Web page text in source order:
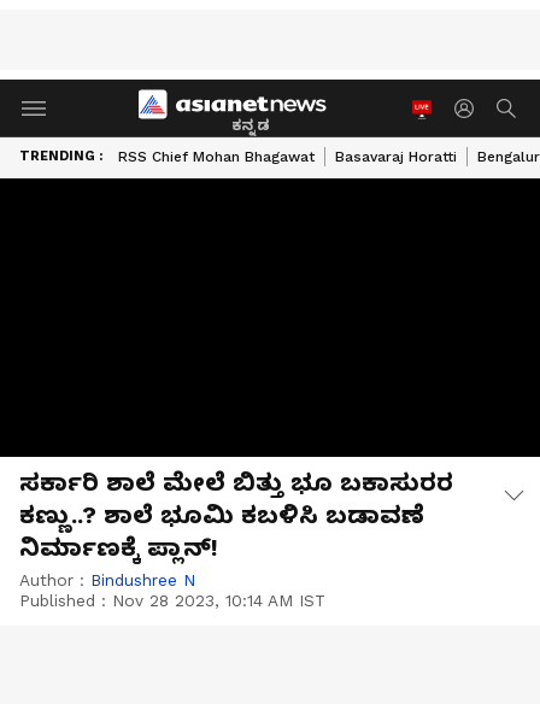
ಕನ್ನಡ
TRENDING : RSS Chief Mohan Bhagawat Basavaraj Horatti
ಸರ್ಕಾರಿ ಶಾಲೆ ಮೇಲೆ ಬಿತ್ತು ಭೂ ಬಕಾಸುರರ
ಕಣ್ಣು..? ಶಾಲೆ ಭೂಮಿ ಕಬಳಿಸಿ ಬಡಾವಣೆ
ನಿರ್ಮಾಣಕ್ಕೆ ಪ್ಲಾನ್!
Author : Bindushree N
Published : Nov 28 2023, 10:14 AM IST